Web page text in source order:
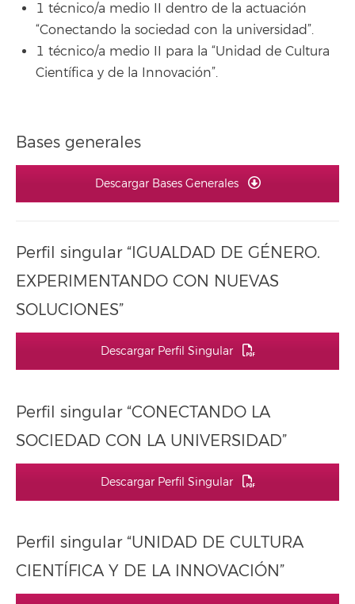
1 técnico/a medio II dentro de la actuación
“Conectando la sociedad con la universidad”.
1 técnico/a medio II para la “Unidad de Cultura
Científica y de la Innovación”.
Bases generales
Descargar Bases Generales
Perfil singular “IGUALDAD DE GÉNERO.
EXPERIMENTANDO CON NUEVAS
SOLUCIONES”
Descargar Perfil Singular
Perfil singular “CONECTANDO LA
SOCIEDAD CON LA UNIVERSIDAD”
Descargar Perfil Singular
Perfil singular “UNIDAD DE CULTURA
CIENTÍFICA Y DE LA INNOVACIÓN”